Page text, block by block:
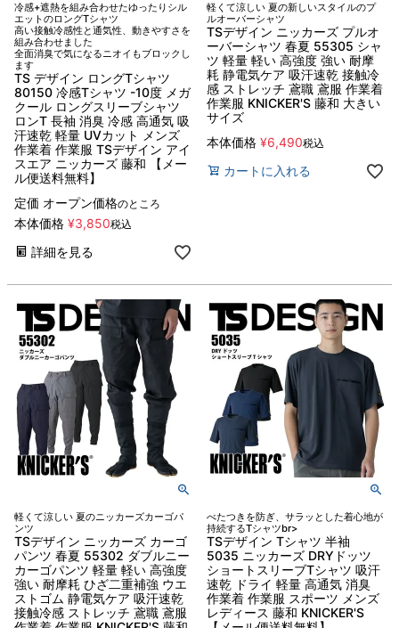
冷感+遮熱を組み合わせたゆったりシル
エットのロングTシャツ
高い接触冷感性と通気性、動きやすさを
組み合わせました
全面消臭で気になるニオイもブロックし
ます
TS デザイン ロングTシャツ
80150 冷感Tシャツ -10度 メガ
クール ロングスリーブシャツ
ロンT 長袖 消臭 冷感 高通気 吸
汗速乾 軽量 UVカット メンズ
作業着 作業服 TSデザイン アイ
スエア ニッカーズ 藤和 【メー
ル便送料無料】
定価 オープン価格のところ
本体価格 ¥3,850税込
詳細を見る
軽くて涼しい 夏の新しいスタイルのプ
ルオーバーシャツ
TSデザイン ニッカーズ プルオ
ーバーシャツ 春夏 55305 シャ
ツ 軽量 軽い 高強度 強い 耐摩
耗 静電気ケア 吸汗速乾 接触冷
感 ストレッチ 鳶職 鳶服 作業着
作業服 KNICKER'S 藤和 大きい
サイズ
本体価格 ¥6,490税込
カートに入れる
軽くて涼しい 夏のニッカーズカーゴパ
ンツ
TSデザイン ニッカーズ カーゴ
パンツ 春夏 55302 ダブルニー
カーゴパンツ 軽量 軽い 高強度
強い 耐摩耗 ひざ二重補強 ウエ
ストゴム 静電気ケア 吸汗速乾
接触冷感 ストレッチ 鳶職 鳶服
べたつきを防ぎ、サラッとした着心地が
持続するTシャツbr>
TSデザイン Tシャツ 半袖
5035 ニッカーズ DRYドッツ
ショートスリーブTシャツ 吸汗
速乾 ドライ 軽量 高通気 消臭
作業着 作業服 スポーツ メンズ
レディース 藤和 KNICKER'S